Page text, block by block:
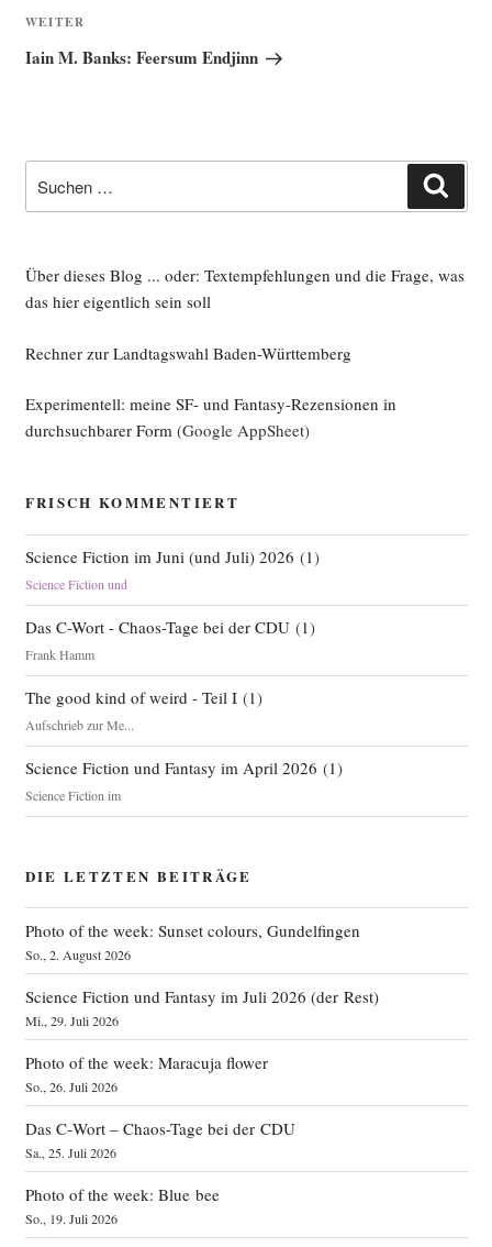
Nächster
Beitrag
WEITER
Iain M. Banks: Feersum Endjinn
nach:
Über dieses Blog ... oder: Textempfehlungen und die Frage, was
das hier eigentlich sein soll
Rechner zur Landtagswahl Baden-Württemberg
Experimentell: meine SF- und Fantasy-Rezensionen in
durchsuchbarer Form(Google AppSheet)
FRISCH KOMMENTIERT
Science Fiction im Juni (und Juli) 2026 (1)
Science Fiction und
Das C-Wort - Chaos-Tage bei der CDU(1)
Frank Hamm
The good kind of weird - Teil I(1)
Aufschrieb zur Me...
Science Fiction und Fantasy im April 2026 (1)
Science Fiction im
DIE LETZTEN BEITRÄGE
Photo of the week: Sunset colours, Gundelfingen
So., 2. August 2026
Science Fiction und Fantasy im Juli 2026 (der Rest)
Mi., 29. Juli 2026
Photo of the week: Maracuja flower
So., 26. Juli 2026
Das C‑Wort – Chaos-Tage bei der CDU
Sa., 25. Juli 2026
Photo of the week: Blue bee
So., 19. Juli 2026